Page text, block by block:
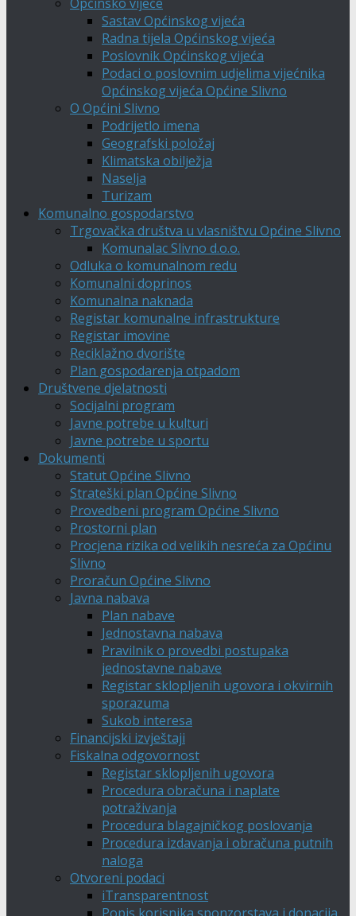
Sastav Općinskog vijeća
Radna tijela Općinskog vijeća
Poslovnik Općinskog vijeća
Podaci o poslovnim udjelima vijećnika
Općinskog vijeća Općine Slivno
O Općini Slivno
Podrijetlo imena
Geografski položaj
Klimatska obilježja
Naselja
Turizam
Komunalno gospodarstvo
Trgovačka društva u vlasništvu Općine Slivno
Komunalac Slivno d.o.o.
Odluka o komunalnom redu
Komunalni doprinos
Komunalna naknada
Registar komunalne infrastrukture
Registar imovine
Reciklažno dvorište
Plan gospodarenja otpadom
Društvene djelatnosti
Socijalni program
Javne potrebe u kulturi
Javne potrebe u sportu
Dokumenti
Statut Općine Slivno
Strateški plan Općine Slivno
Provedbeni program Općine Slivno
Prostorni plan
Procjena rizika od velikih nesreća za Općinu
Slivno
Proračun Općine Slivno
Javna nabava
Plan nabave
Jednostavna nabava
Pravilnik o provedbi postupaka
jednostavne nabave
Registar sklopljenih ugovora i okvirnih
sporazuma
Sukob interesa
Financijski izvještaji
Fiskalna odgovornost
Registar sklopljenih ugovora
Procedura obračuna i naplate
potraživanja
Procedura blagajničkog poslovanja
Procedura izdavanja i obračuna putnih
naloga
Otvoreni podaci
iTransparentnost